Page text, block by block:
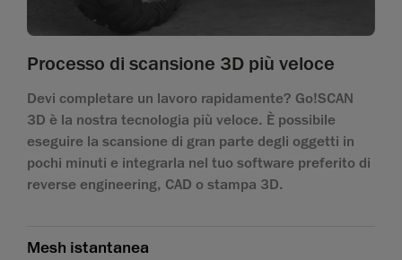
Processo di scansione 3D più veloce
Devi completare un lavoro rapidamente? Go!SCAN
3D è la nostra tecnologia più veloce. È possibile
eseguire la scansione di gran parte degli oggetti in
pochi minuti e integrarla nel tuo software preferito di
reverse engineering, CAD o stampa 3D.
Mesh istantanea